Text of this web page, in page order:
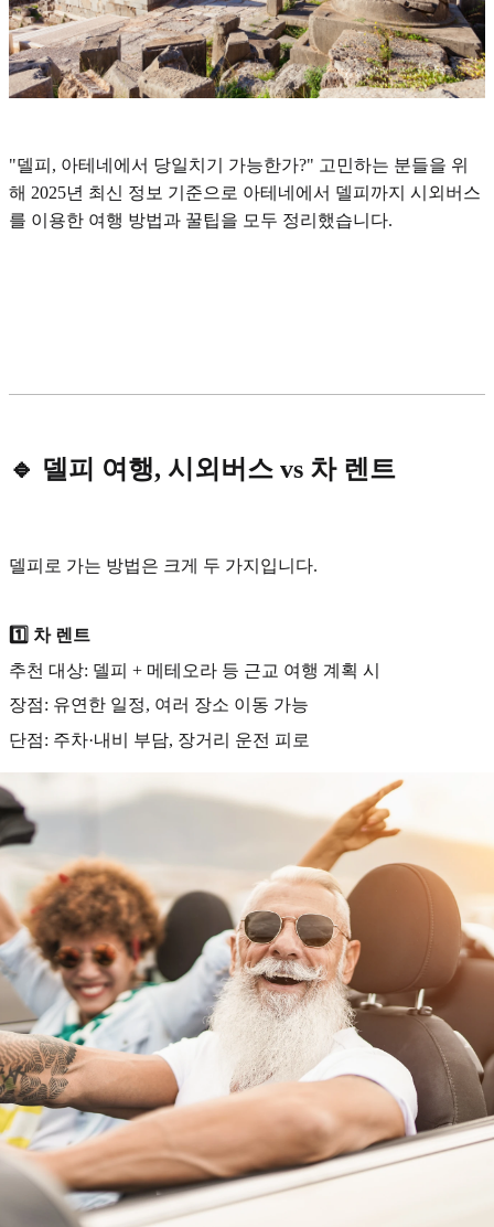
"델피, 아테네에서 당일치기 가능한가?" 고민하는 분들을 위
해 2025년 최신 정보 기준으로 아테네에서 델피까지 시외버스
를 이용한 여행 방법과 꿀팁을 모두 정리했습니다.
🔹 델피 여행, 시외버스 vs 차 렌트
델피로 가는 방법은 크게 두 가지입니다.
1️⃣ 차 렌트
추천 대상: 델피 + 메테오라 등 근교 여행 계획 시
장점: 유연한 일정, 여러 장소 이동 가능
단점: 주차·내비 부담, 장거리 운전 피로